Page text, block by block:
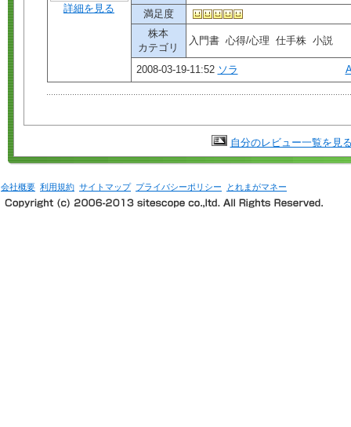
詳細を見る
満足度
株本
カテゴリ
入門書 心得/心理 仕手株 小説
2008-03-19-11:52 ソラ
自分のレビュー一覧を見
会社概要 利用規約 サイトマップ プライバシーポリシー とれまがマネー